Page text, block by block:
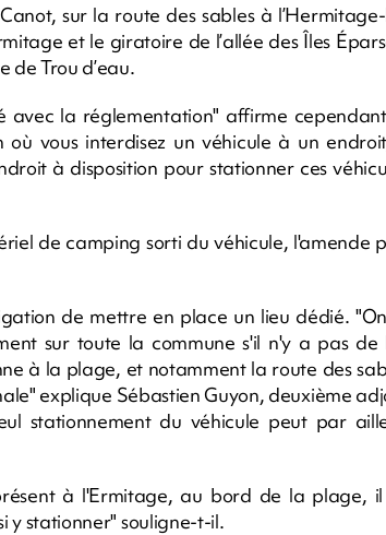
sur la route des sables à
et le giratoire de l’allée des Îles
de Trou d’eau.
avec la réglementation" affirme
vous interdisez un véhicule à un
à disposition pour stationner ces
de camping sorti du véhicule, l'amende
de mettre en place un lieu dédié.
sur toute la commune s'il n'y a pas de
à la plage, et notamment la route des
explique Sébastien Guyon, deuxième
stationnement du véhicule peut par
à l'Ermitage, au bord de la plage,
y stationner" souligne-t-il.